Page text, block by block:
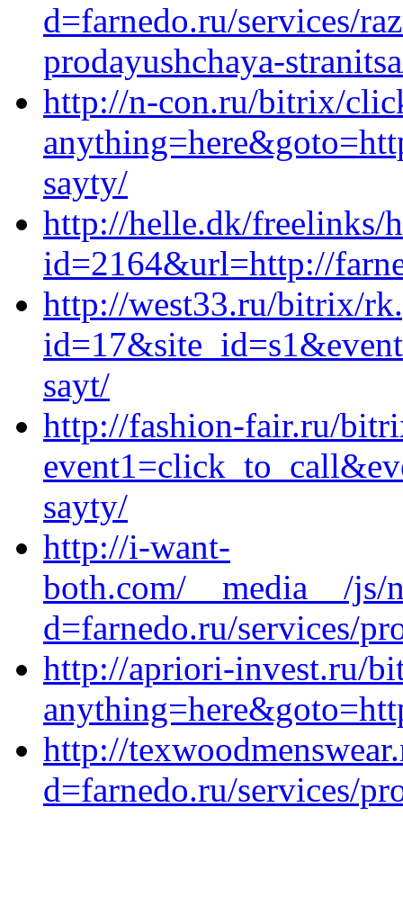
d=farnedo.ru/services/
prodayushchaya-
http://n-con.ru/bitrix/
sayty/
http://helle.dk/freelinks/
id=2164&url=http://
http://west33.ru/bitrix/
sayt/
http://fashion-fair.ru/
sayty/
http://i-want-
both.com/__media__/js/
d=farnedo.ru/services/
http://apriori-invest.ru/
http://
d=farnedo.ru/services/